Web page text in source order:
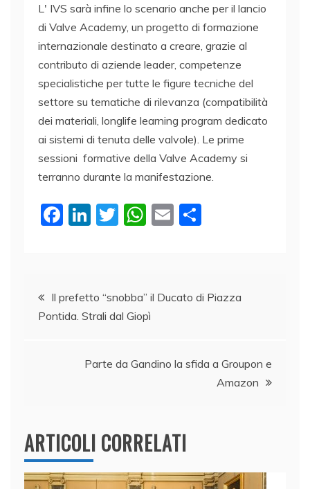
L' IVS sarà infine lo scenario anche per il lancio
di Valve Academy, un progetto di formazione
internazionale destinato a creare, grazie al
contributo di aziende leader, competenze
specialistiche per tutte le figure tecniche del
settore su tematiche di rilevanza (compatibilità
dei materiali, longlife learning program dedicato
ai sistemi di tenuta delle valvole). Le prime
sessioni formative della Valve Academy si
terranno durante la manifestazione.
F
b
o
Li
dI
n
T
W
A
p
E
vi
Navigazione
articoli
Il prefetto “snobba” il Ducato di Piazza
Pontida. Strali dal Giopì
Parte da Gandino la sfida a Groupon e
Amazon
ARTICOLI CORRELATI